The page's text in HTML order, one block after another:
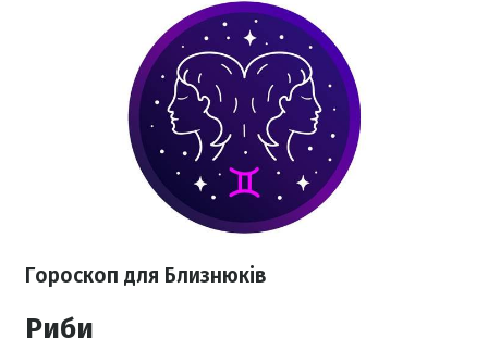
Гороскоп для Близнюків
Риби